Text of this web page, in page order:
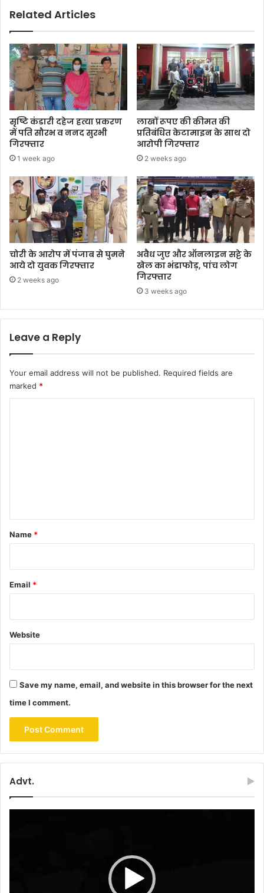
Related Articles
सृष्टि कंडारी दहेज हत्या प्रकरण
में पति सौरभ व ननद सुरभी
गिरफ्तार
1 week ago
लाखों रूपए की कीमत की
प्रतिबंधित केटामाइन के साथ दो
आरोपी गिरफ्तार
2 weeks ago
चोरी के आरोप में पंजाब से घुमने
आये दो युवक गिरफ्तार
2 weeks ago
अवैध जुए और ऑनलाइन सट्टे के
खेल का भंडाफोड़, पांच लोग
गिरफ्तार
3 weeks ago
Leave a Reply
Your email address will not be published. Required fields are
marked *
*
Name *
Email *
Website
Save my name, email, and website in this browser for the next
time I comment.
Advt.